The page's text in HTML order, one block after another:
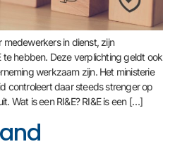
medewerkers in dienst, zijn
hebben. Deze verplichting geldt ook
werkzaam zijn. Het ministerie
controleert daar steeds strenger op
Wat is een RI&E? RI&E is een […]